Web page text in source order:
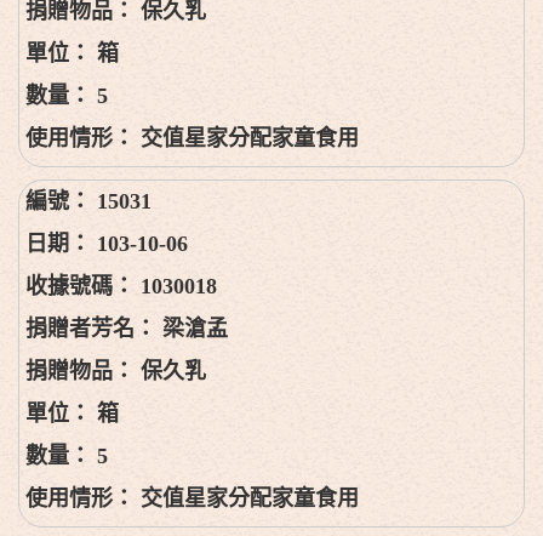
保久乳
箱
5
交值星家分配家童食用
15031
103-10-06
1030018
梁滄孟
保久乳
箱
5
交值星家分配家童食用